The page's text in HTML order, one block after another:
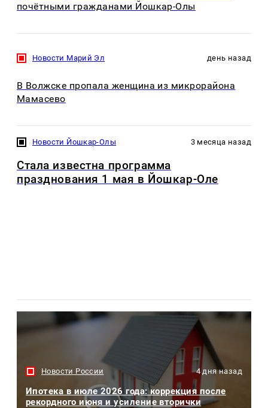
почётными гражданами Йошкар-Олы
Новости Марий Эл день назад
В Волжске пропала женщина из микрорайона
Мамасево
Новости Йошкар-Олы 3 месяца назад
Стала известна программа
празднования 1 мая в Йошкар-Оле
Новости России 4 дня назад
Ипотека в июле 2026 года: коррекция после
рекордного июня и усиление вторички